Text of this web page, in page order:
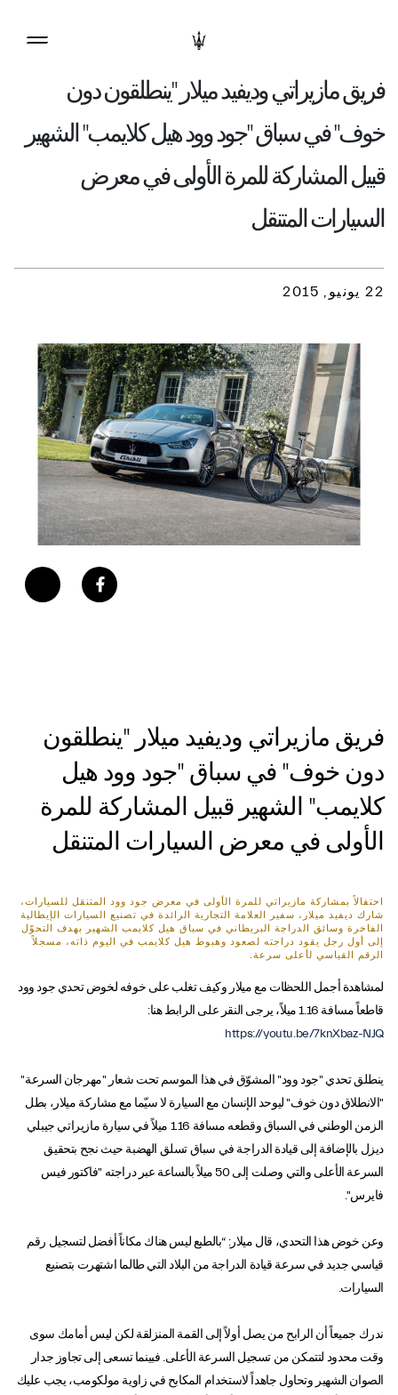
فريق مازيراتي وديفيد ميلار "ينطلقون دون
خوف" في سباق "جود وود هيل كلايمب" الشهير
قبيل المشاركة للمرة الأولى في معرض
السيارات المتنقل
22 يونيو, 2015
فريق مازيراتي وديفيد ميلار "ينطلقون
دون خوف" في سباق "جود وود هيل
كلايمب" الشهير قبيل المشاركة للمرة
الأولى في معرض السيارات المتنقل
احتفالاً بمشاركة مازيراتي للمرة الأولى في معرض جود وود المتنقل للسيارات،
شارك ديفيد ميلار، سفير العلامة التجارية الرائدة في تصنيع السيارات الإيطالية
الفاخرة وسائق الدراجة البريطاني في سباق هيل كلايمب الشهير بهدف التحوّل
إلى أول رجل يقود دراجته لصعود وهبوط هيل كلايمب في اليوم ذاته، مسجلاً
الرقم القياسي لأعلى سرعة.
لمشاهدة أجمل اللحظات مع ميلار وكيف تغلب على خوفه لخوض تحدي جود وود
قاطعاً مسافة 1.16 ميلاً، يرجى النقر على الرابط هنا:
https://youtu.be/7knXbaz-NJQ
ينطلق تحدي "جود وود" المشوّق في هذا الموسم تحت شعار "مهرجان السرعة"
"الانطلاق دون خوف" ليوحد الإنسان مع السيارة لا سيّما مع مشاركة ميلار، بطل
الزمن الوطني في السباق وقطعه مسافة 1.16 ميلاً في سيارة مازيراتي جيبلي
ديزل بالإضافة إلى قيادة الدراجة في سباق تسلق الهضبة حيث نجح بتحقيق
السرعة الأعلى والتي وصلت إلى 50 ميلاً بالساعة عبر دراجته "فاكتور فيس
فايرس".
وعن خوض هذا التحدي، قال ميلار: “بالطبع ليس هناك مكاناً أفضل لتسجيل رقم
قياسي جديد في سرعة قيادة الدراجة من البلاد التي طالما اشتهرت بتصنيع
السيارات.
ندرك جميعاً أن الرابح من يصل أولاً إلى القمة المنزلقة لكن ليس أمامك سوى
وقت محدود لتتمكن من تسجيل السرعة الأعلى. فبينما تسعى إلى تجاوز جدار
الصوان الشهير وتحاول جاهداً لاستخدام المكابح في زاوية مولكومب، يجب عليك